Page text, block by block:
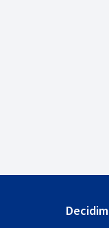
Decidim